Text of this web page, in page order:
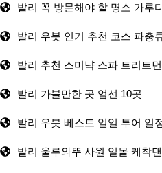
발리 꼭 방문해야 할 명소 가루
발리 우붓 인기 추천 코스 파충
발리 추천 스미냑 스파 트리트
발리 가볼만한 곳 엄선 10곳
발리 우붓 베스트 일일 투어 일
발리 울루와뚜 사원 일몰 케착